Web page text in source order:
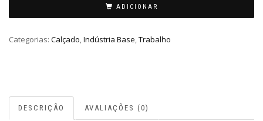
ADICIONAR
Categorias: Calçado,Indústria Base,Trabalho
DESCRIÇÃO AVALIAÇÕES (0)